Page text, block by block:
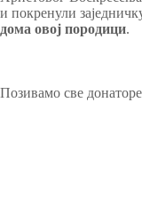
и покренули
дома овој породици.
Позивамо све донаторе